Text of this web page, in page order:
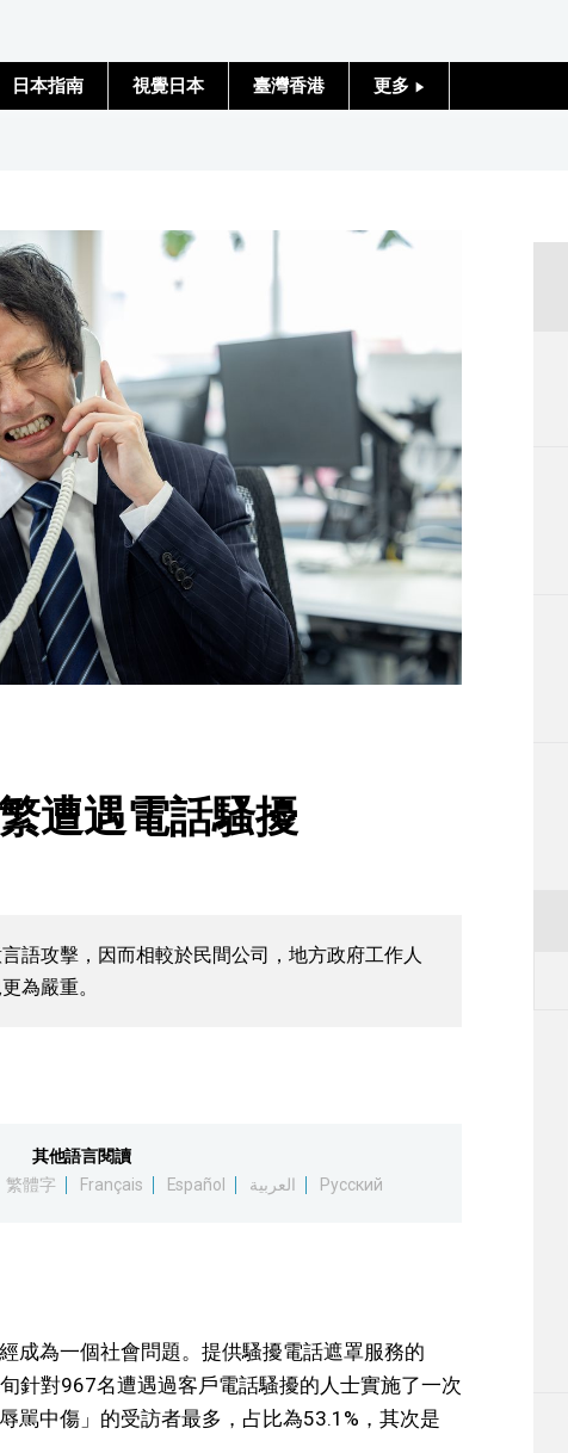
日本指南 視覺日本 臺灣香港 更多
文化
科學技術
生活
運動
東京
遭遇電話騷擾
語攻擊，因而相較於民間公司，地方政府工作人
為嚴重。
其他語言閱讀
繁體字 Français Español العربية Русский
成為一個社會問題。提供騷擾電話遮罩服務的
針對967名遭遇過客戶電話騷擾的人士實施了一次
駡中傷」的受訪者最多，占比為53.1%，其次是